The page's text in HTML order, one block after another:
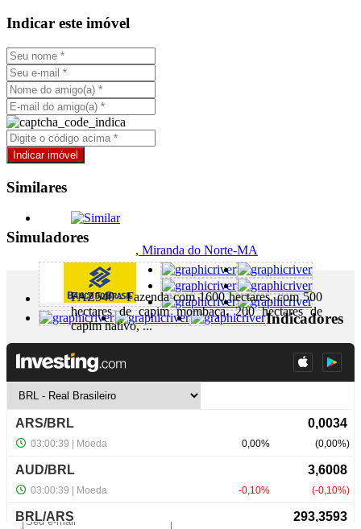
Indicar este imóvel
Similares
, Miranda do Norte-MA
FAZ540 - Fazenda com 1600 hectares, com 500
hectares de capim mombaça, 200 hectares de
capim nativo, ...
+ Detalhes
R$ 24.000.000,00
Simuladores
Indicadores
NewsLetter